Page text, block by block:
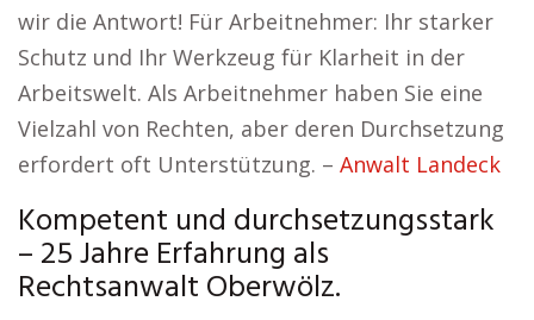
wir die Antwort! Für Arbeitnehmer: Ihr starker
Schutz und Ihr Werkzeug für Klarheit in der
Arbeitswelt. Als Arbeitnehmer haben Sie eine
Vielzahl von Rechten, aber deren Durchsetzung
erfordert oft Unterstützung. – Anwalt Landeck
Kompetent und durchsetzungsstark
– 25 Jahre Erfahrung als
Rechtsanwalt Oberwölz.